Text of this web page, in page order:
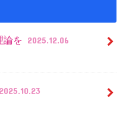
論を 2025.12.06
2025.10.23